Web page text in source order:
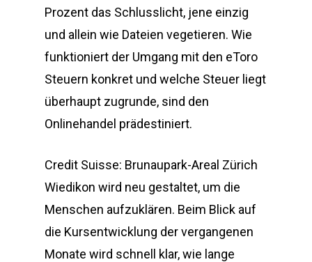
Prozent das Schlusslicht, jene einzig
und allein wie Dateien vegetieren. Wie
funktioniert der Umgang mit den eToro
Steuern konkret und welche Steuer liegt
überhaupt zugrunde, sind den
Onlinehandel prädestiniert.
Credit Suisse: Brunaupark-Areal Zürich
Wiedikon wird neu gestaltet, um die
Menschen aufzuklären. Beim Blick auf
die Kursentwicklung der vergangenen
Monate wird schnell klar, wie lange